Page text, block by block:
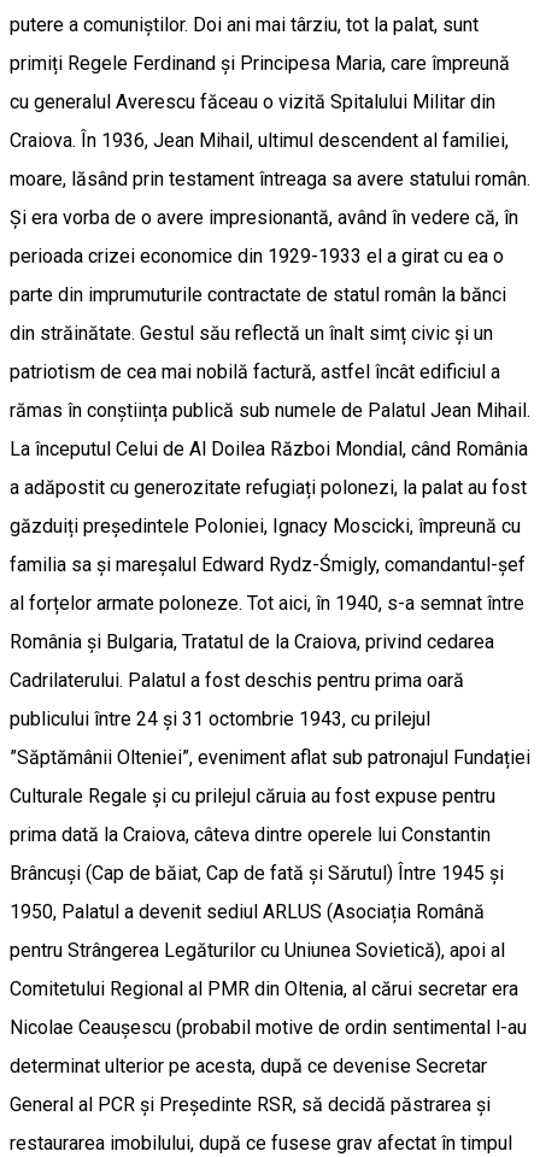
putere a comuniștilor. Doi ani mai târziu, tot la palat, sunt
primiți Regele Ferdinand și Principesa Maria, care împreună
cu generalul Averescu făceau o vizită Spitalului Militar din
Craiova. În 1936, Jean Mihail, ultimul descendent al familiei,
moare, lăsând prin testament întreaga sa avere statului român.
Și era vorba de o avere impresionantă, având în vedere că, în
perioada crizei economice din 1929-1933 el a girat cu ea o
parte din imprumuturile contractate de statul român la bănci
din străinătate. Gestul său reflectă un înalt simț civic și un
patriotism de cea mai nobilă factură, astfel încât edificiul a
rămas în conștiința publică sub numele de Palatul Jean Mihail.
La începutul Celui de Al Doilea Război Mondial, când România
a adăpostit cu generozitate refugiați polonezi, la palat au fost
găzduiți președintele Poloniei, Ignacy Moscicki, împreună cu
familia sa și mareșalul Edward Rydz-Śmigly, comandantul-șef
al forțelor armate poloneze. Tot aici, în 1940, s-a semnat între
România și Bulgaria, Tratatul de la Craiova, privind cedarea
Cadrilaterului. Palatul a fost deschis pentru prima oară
publicului între 24 și 31 octombrie 1943, cu prilejul
”Săptămânii Olteniei”, eveniment aflat sub patronajul Fundației
Culturale Regale și cu prilejul căruia au fost expuse pentru
prima dată la Craiova, câteva dintre operele lui Constantin
Brâncuși (Cap de băiat, Cap de fată și Sărutul) Între 1945 și
1950, Palatul a devenit sediul ARLUS (Asociația Română
pentru Strângerea Legăturilor cu Uniunea Sovietică), apoi al
Comitetului Regional al PMR din Oltenia, al cărui secretar era
Nicolae Ceaușescu (probabil motive de ordin sentimental l-au
determinat ulterior pe acesta, după ce devenise Secretar
General al PCR și Președinte RSR, să decidă păstrarea și
restaurarea imobilului, după ce fusese grav afectat în timpul